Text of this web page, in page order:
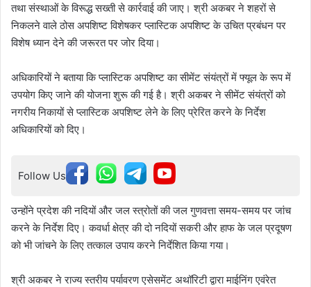
तथा संस्थाओं के विरूद्ध सख्ती से कार्रवाई की जाए। श्री अकबर ने शहरों से
निकलने वाले ठोस अपशिष्ट विशेषकर प्लास्टिक अपशिष्ट के उचित प्रबंधन पर
विशेष ध्यान देने की जरूरत पर जोर दिया।
अधिकारियों ने बताया कि प्लास्टिक अपशिष्ट का सीमेंट संयंत्रों में फ्यूल के रूप में
उपयोग किए जाने की योजना शुरू की गई है। श्री अकबर ने सीमेंट संयंत्रों को
नगरीय निकायों से प्लास्टिक अपशिष्ट लेने के लिए प्रेरित करने के निर्देश
अधिकारियों को दिए।
Follow Us
उन्होंने प्रदेश की नदियों और जल स्त्रोतों की जल गुणवत्ता समय-समय पर जांच
करने के निर्देश दिए। कवर्धा क्षेत्र की दो नदियों सकरी और हाफ के जल प्रदूषण
को भी जांचने के लिए तत्काल उपाय करने निर्देशित किया गया।
श्री अकबर ने राज्य स्तरीय पर्यावरण एसेसमेंट अथॉरिटी द्वारा माईनिंग एवंरेत